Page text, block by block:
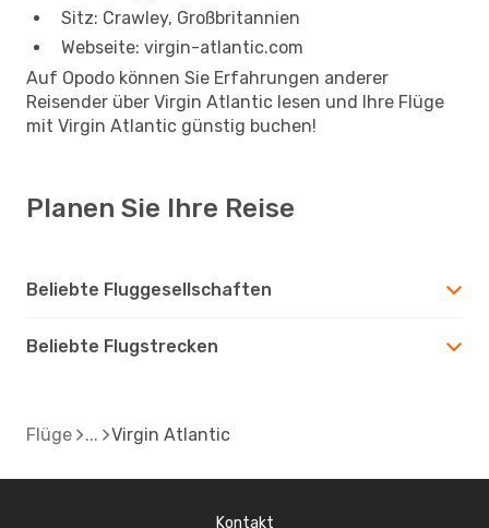
Sitz: Crawley, Großbritannien
Webseite: virgin-atlantic.com
Auf Opodo können Sie Erfahrungen anderer
Reisender über Virgin Atlantic lesen und Ihre Flüge
mit Virgin Atlantic günstig buchen!
Planen Sie Ihre Reise
Beliebte Fluggesellschaften
Beliebte Flugstrecken
Flüge Virgin Atlantic
Kontakt